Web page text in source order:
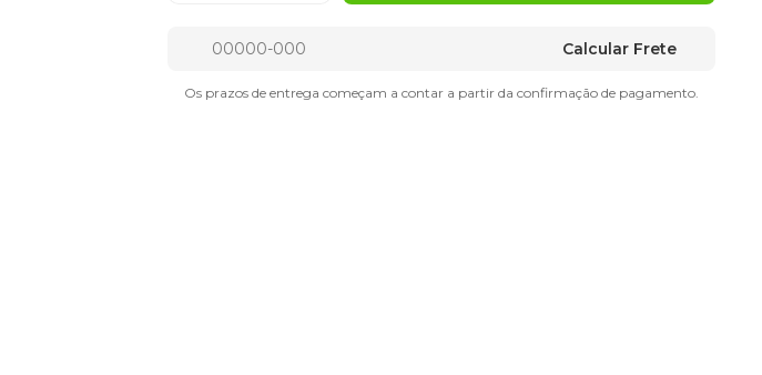
Calcular Frete
Os prazos de entrega começam a contar a partir da confirmação de pagamento.